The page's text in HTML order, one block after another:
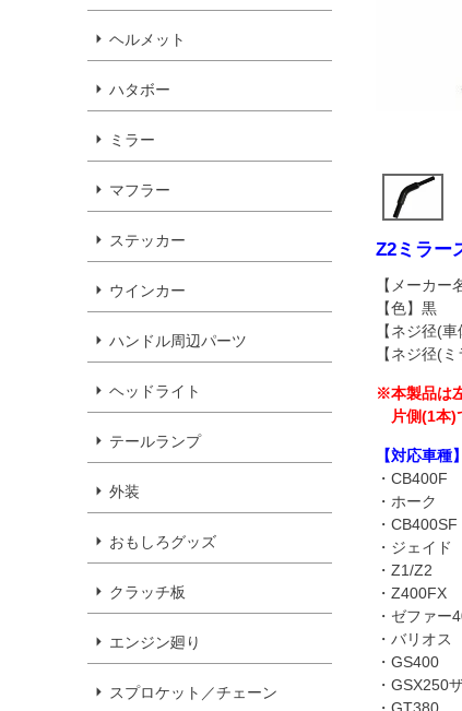
ヘルメット
ハタボー
ミラー
マフラー
ステッカー
ウインカー
ハンドル周辺パーツ
ヘッドライト
テールランプ
外装
おもしろグッズ
クラッチ板
エンジン廻り
スプロケット／チェーン
Z2ミラー
【メーカ
【色】黒
【ネジ径(
【ネジ径(
※本製品は
片側(1本)
【対応車種】
・CB400F
・ホーク
・CB400SF
・ジェイド
・Z1/Z2
・Z400FX
・ゼファー
・バリオス
・GS400
・GSX250
・GT380